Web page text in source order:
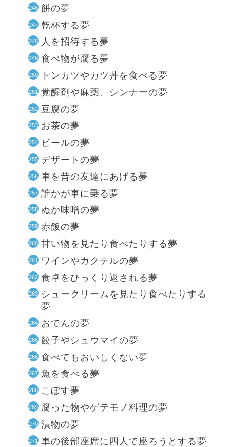
餅の夢
乾杯する夢
人を招待する夢
食べ物が腐る夢
トンカツやカツ丼を食べる夢
覚醒剤や麻薬、シンナーの夢
豆腐の夢
お茶の夢
ビールの夢
デザートの夢
車を昔の友達にあげる夢
誰かが車に乗る夢
ぬか味噌の夢
赤飯の夢
甘い物を見たり食べたりする夢
ワインやカクテルの夢
食卓をひっくり返される夢
シュークリームを見たり食べたりする
夢
おでんの夢
餃子やシュウマイの夢
食べてもおいしくない夢
魚を食べる夢
こぼす夢
腐った物やゲテモノ料理の夢
漬物の夢
車の後部座席に四人で座ろうとする夢